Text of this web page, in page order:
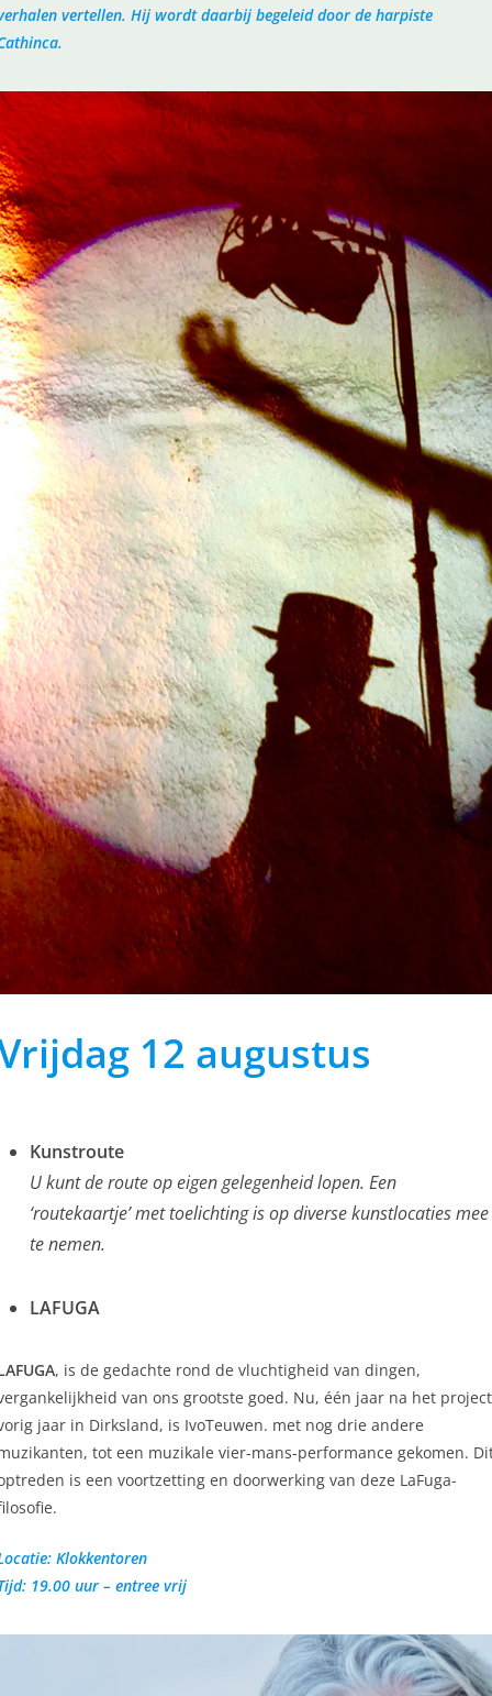
vertellen. Hij wordt daarbij begeleid door de harpiste
12 augustus
Kunstroute
U kunt de route op eigen gelegenheid lopen. Een
‘routekaartje’ met toelichting is op diverse kunstlocaties mee
te nemen.
LAFUGA
, is de gedachte rond de vluchtigheid van dingen,
van ons grootste goed. Nu, één jaar na het project
jaar in Dirksland, is IvoTeuwen. met nog drie andere
tot een muzikale vier-mans-performance gekomen.
is een voortzetting en doorwerking van deze LaFuga-
Klokkentoren
19.00 uur – entree vrij